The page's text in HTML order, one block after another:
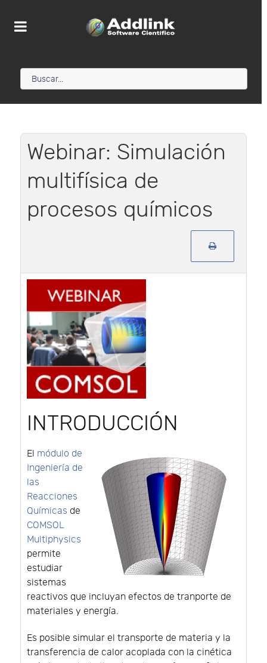
Webinar: Simulación
multifísica de
procesos químicos
INTRODUCCIÓN
El módulo de
Ingeniería de
las
Reacciones
Químicas de
COMSOL
Multiphysics
permite
estudiar
sistemas
reactivos que incluyan efectos de tranporte de
materiales y energía.
Es posible simular el transporte de materia y la
transferencia de calor acoplada con la cinética